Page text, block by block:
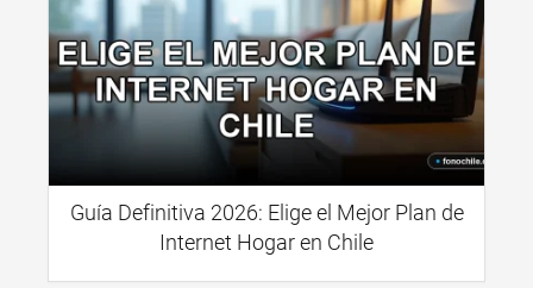
Guía Definitiva 2026: Elige el Mejor Plan de
Internet Hogar en Chile